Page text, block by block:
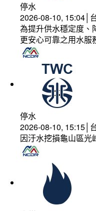
停水
2026-08-10, 15:04│
為提升供水穩定度、
更安心可靠之用水服
停水
2026-08-10, 15:15│
因汙水挖損龜山區光